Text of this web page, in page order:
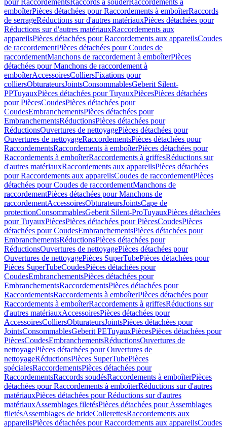
pour RaccordementsRaccords à souderRaccordements à
emboîterPièces détachées pour Raccordements à emboîterRaccords
de serrageRéductions sur d'autres matériauxPièces détachées pour
Réductions sur d'autres matériauxRaccordements aux
appareilsPièces détachées pour Raccordements aux appareilsCoudes
de raccordementPièces détachées pour Coudes de
raccordementManchons de raccordement à emboîterPièces
détachées pour Manchons de raccordement à
emboîterAccessoiresColliersFixations pour
colliersObturateursJointsConsommablesGeberit Silent-
PPTuyauxPièces détachées pour TuyauxPiècesPièces détachées
pour PiècesCoudesPièces détachées pour
CoudesEmbranchementsPièces détachées pour
EmbranchementsRéductionsPièces détachées pour
RéductionsOuvertures de nettoyagePièces détachées pour
Ouvertures de nettoyageRaccordementsPièces détachées pour
RaccordementsRaccordements à emboîterPièces détachées pour
Raccordements à emboîterRaccordements à griffesRéductions sur
d'autres matériauxRaccordements aux appareilsPièces détachées
pour Raccordements aux appareilsCoudes de raccordementPièces
détachées pour Coudes de raccordementManchons de
raccordementPièces détachées pour Manchons de
raccordementAccessoiresObturateursJointsCape de
protectionConsommablesGeberit Silent-ProTuyauxPièces détachées
pour TuyauxPiècesPièces détachées pour PiècesCoudesPièces
détachées pour CoudesEmbranchementsPièces détachées pour
EmbranchementsRéductionsPièces détachées pour
RéductionsOuvertures de nettoyagePièces détachées pour
Ouvertures de nettoyagePièces SuperTubePièces détachées pour
Pièces SuperTubeCoudesPièces détachées pour
CoudesEmbranchementsPièces détachées pour
EmbranchementsRaccordementsPièces détachées pour
RaccordementsRaccordements à emboîterPièces détachées pour
Raccordements à emboîterRaccordements à griffesRéductions sur
d'autres matériauxAccessoiresPièces détachées pour
AccessoiresColliersObturateursJointsPièces détachées pour
JointsConsommablesGeberit PETuyauxPiècesPièces détachées pour
PiècesCoudesEmbranchementsRéductionsOuvertures de
nettoyagePièces détachées pour Ouvertures de
nettoyageRéductionsPièces SuperTubePièces
spécialesRaccordementsPièces détachées pour
RaccordementsRaccords soudésRaccordements à emboîterPièces
détachées pour Raccordements à emboîterRéductions sur d'autres
matériauxPièces détachées pour Réductions sur d'autres
matériauxAssemblages filetésPièces détachées pour Assemblages
filetésAssemblages de brideCollerettesRaccordements aux
appareilsPièces détachées pour Raccordements aux appareilsCoudes